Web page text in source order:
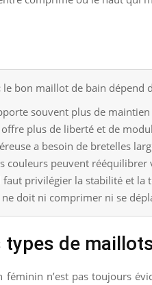
le bon maillot de bain dépend
souvent plus de
offre plus de liberté et de
a besoin de bretelles
couleurs peuvent
privilégier la stabilité et la
doit ni comprimer ni se
de
n’est pas toujours